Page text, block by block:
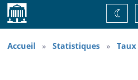
Accueil
de
thème
Accueil Statistiques Taux